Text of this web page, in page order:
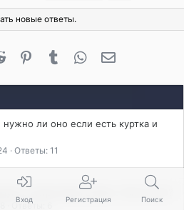
новые ответы.
Reddit PinterestTumblr WhatsApp
ли оно если есть куртка и
Ответы: 11
2 литра воды в день. Так ли это?
Ответы: 6
Вход Регистрация Поиск